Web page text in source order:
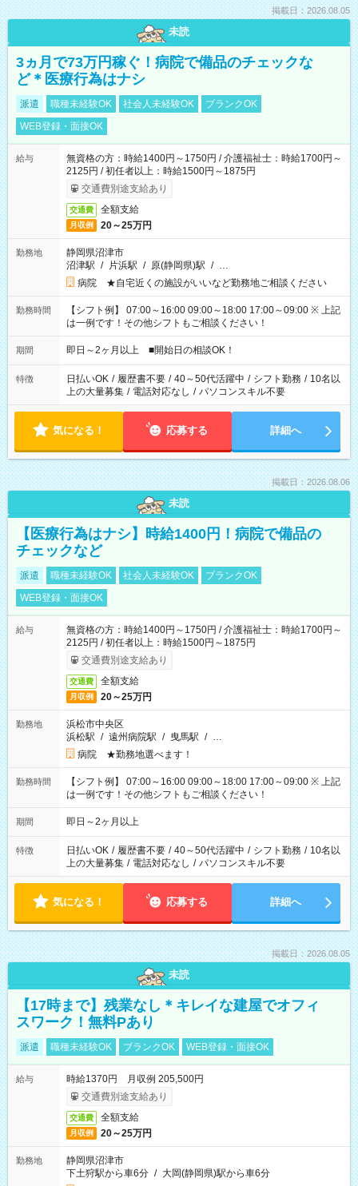
掲載日：2026.08.05
未読
3ヵ月で73万円稼ぐ！病院で備品のチェックな
ど＊医療行為はナシ
派遣 職種未経験OK 社会人未経験OK
ブランクOK
WEB登録・面接OK
給与
無資格の方：時給1400円～1750円 / 介護福祉士：時給1700円～
2125円 / 初任者以上：時給1500円～1875円
交通費別途支給あり
交通費 全額支給
月収例 20～25万円
勤務地
静岡県沼津市
沼津駅 / 片浜駅 / 原(静岡県)駅 / …
病院 ★自宅近くの施設がいいなど勤務地ご相談ください
勤務時間
【シフト例】 07:00～16:00 09:00～18:00 17:00～09:00 ※ 上記
は一例です！その他シフトもご相談ください！
期間 即日～2ヶ月以上 ■開始日の相談OK！
特徴 日払いOK / 履歴書不要 / 40～50代活躍中 / シフト勤務 / 10名以
上の大量募集 / 電話対応なし / パソコンスキル不要
気になる！ 応募する 詳細へ
掲載日：2026.08.06
未読
【医療行為はナシ】時給1400円！病院で備品の
チェックなど
派遣 職種未経験OK 社会人未経験OK
ブランクOK
WEB登録・面接OK
給与
無資格の方：時給1400円～1750円 / 介護福祉士：時給1700円～
2125円 / 初任者以上：時給1500円～1875円
交通費別途支給あり
交通費 全額支給
月収例 20～25万円
勤務地
浜松市中央区
浜松駅 / 遠州病院駅 / 曳馬駅 / …
病院 ★勤務地選べます！
勤務時間
【シフト例】 07:00～16:00 09:00～18:00 17:00～09:00 ※ 上記
は一例です！その他シフトもご相談ください！
期間 即日～2ヶ月以上
特徴 日払いOK / 履歴書不要 / 40～50代活躍中 / シフト勤務 / 10名以
上の大量募集 / 電話対応なし / パソコンスキル不要
気になる！ 応募する 詳細へ
掲載日：2026.08.05
未読
【17時まで】残業なし＊キレイな建屋でオフィ
スワーク！無料Pあり
派遣 職種未経験OK ブランクOK WEB登録・面接OK
給与
時給1370円 月収例 205,500円
交通費別途支給あり
交通費 全額支給
月収例 20～25万円
勤務地
静岡県沼津市
下土狩駅から車6分 / 大岡(静岡県)駅から車6分